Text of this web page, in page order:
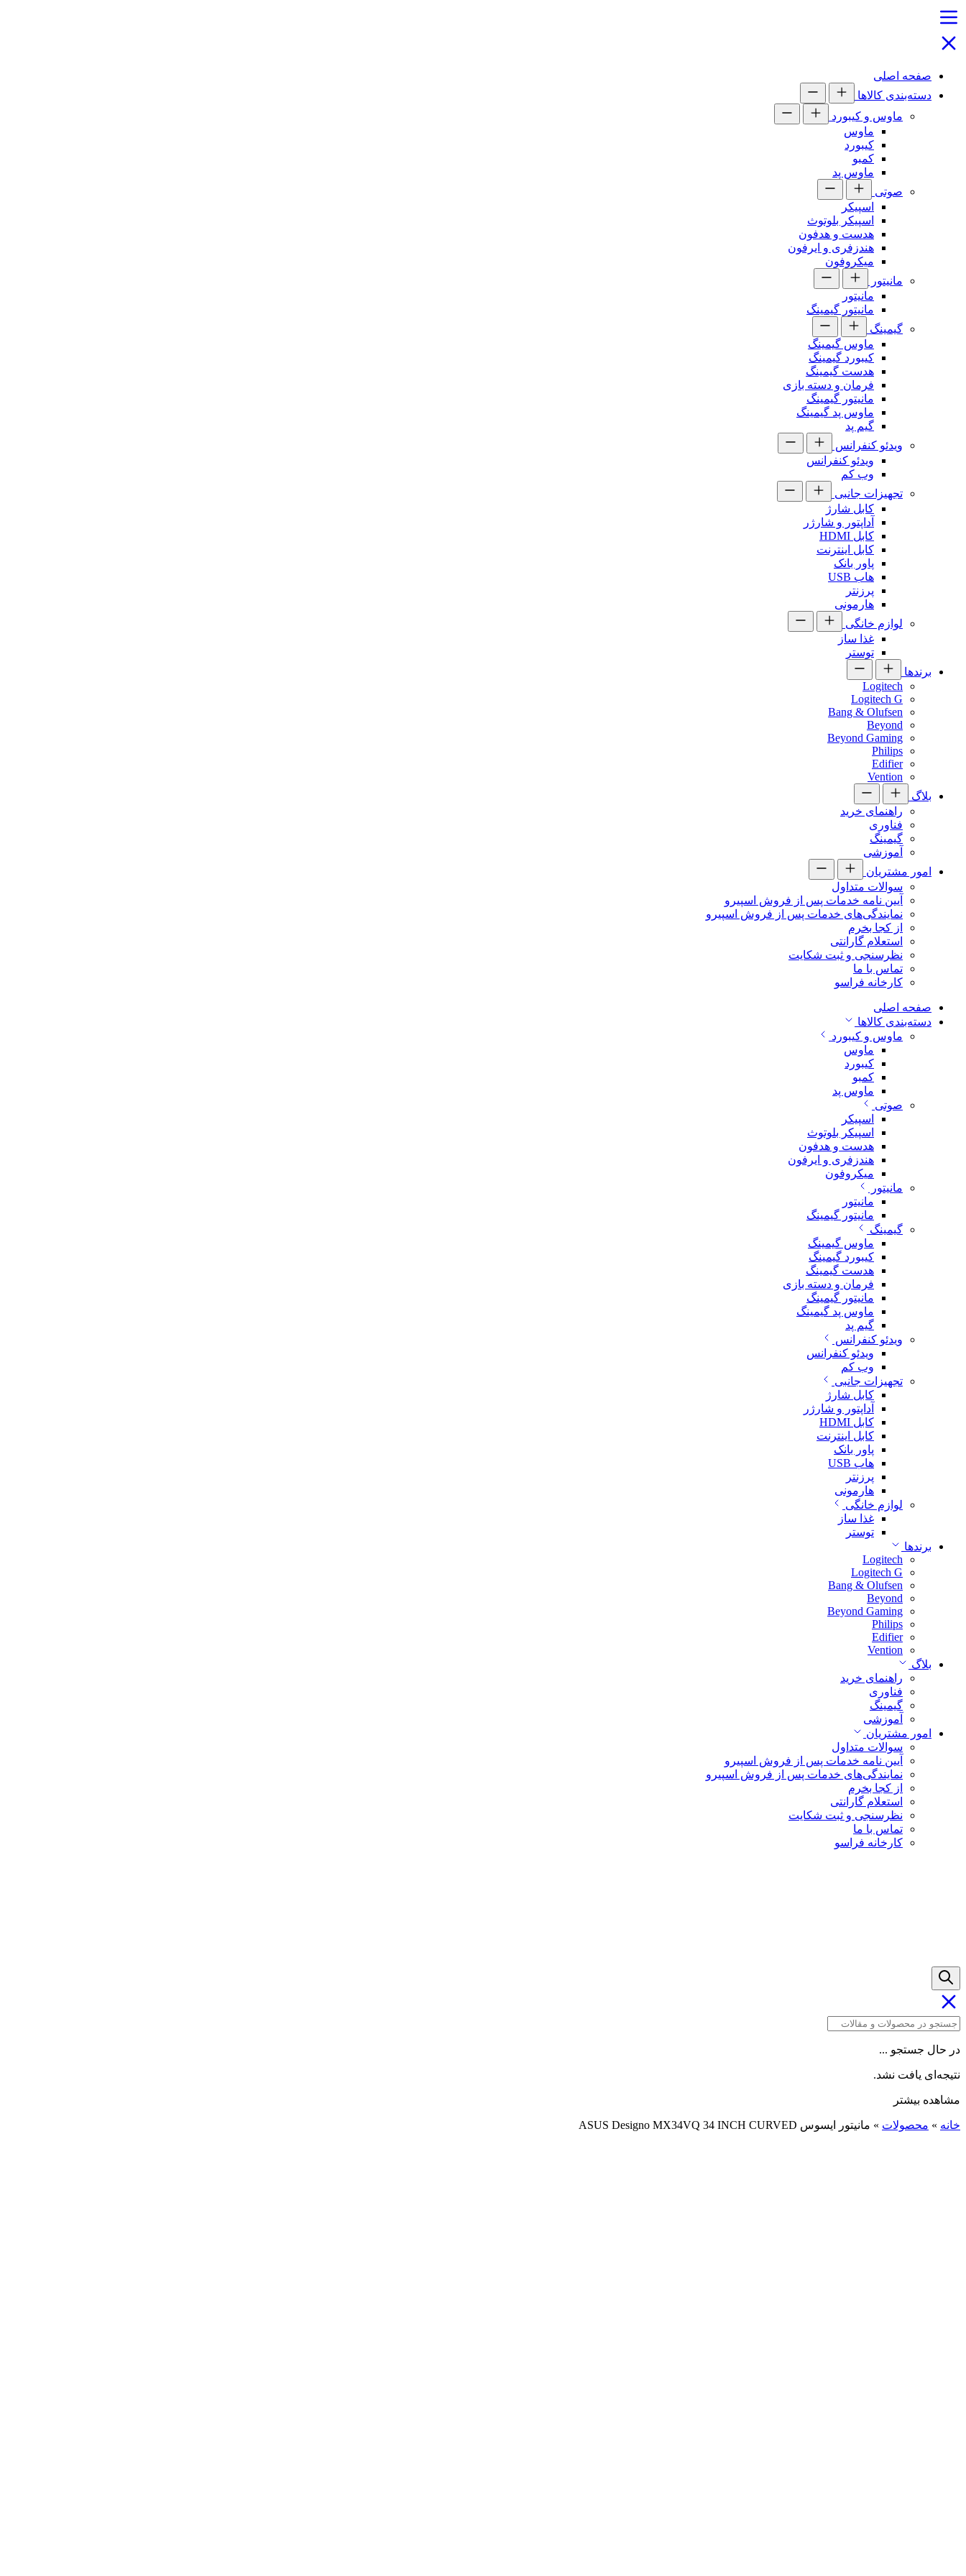
صفحه اصلی
دسته‌بندی کالاها
ماوس و کیبورد
ماوس
کیبورد
کمبو
ماوس پد
صوتی
اسپیکر
اسپیکر بلوتوث
هدست و هدفون
هندزفری و ایرفون
میکروفون
مانیتور
مانیتور
مانیتور گیمینگ
گیمینگ
ماوس گیمینگ
کیبورد گیمینگ
هدست گیمینگ
فرمان و دسته بازی
مانیتور گیمینگ
ماوس پد گیمینگ
گیم پد
ویدئو کنفرانس
ویدئو کنفرانس
وب کم
تجهیزات جانبی
کابل شارژ
آداپتور و شارژر
کابل HDMI
کابل اینترنت
پاور بانک
هاب USB
پرزنتر
هارمونی
لوازم خانگی
غذا ساز
توستر
برندها
Logitech
Logitech G
Bang & Olufsen
Beyond
Beyond Gaming
Philips
Edifier
Vention
بلاگ
راهنمای خرید
فناوری
گیمینگ
آموزشی
امور مشتریان
سوالات متداول
آیین نامه خدمات پس از فروش اسپیرو
نمایندگی‌های خدمات پس از فروش اسپیرو
از کجا بخرم
استعلام گارانتی
نظرسنجی و ثبت شکایت
تماس با ما
کارخانه فراسو
صفحه اصلی
دسته‌بندی کالاها
ماوس و کیبورد
ماوس
کیبورد
کمبو
ماوس پد
صوتی
اسپیکر
اسپیکر بلوتوث
هدست و هدفون
هندزفری و ایرفون
میکروفون
مانیتور
مانیتور
مانیتور گیمینگ
گیمینگ
ماوس گیمینگ
کیبورد گیمینگ
هدست گیمینگ
فرمان و دسته بازی
مانیتور گیمینگ
ماوس پد گیمینگ
گیم پد
ویدئو کنفرانس
ویدئو کنفرانس
وب کم
تجهیزات جانبی
کابل شارژ
آداپتور و شارژر
کابل HDMI
کابل اینترنت
پاور بانک
هاب USB
پرزنتر
هارمونی
لوازم خانگی
غذا ساز
توستر
برندها
Logitech
Logitech G
Bang & Olufsen
Beyond
Beyond Gaming
Philips
Edifier
Vention
بلاگ
راهنمای خرید
فناوری
گیمینگ
آموزشی
امور مشتریان
سوالات متداول
آیین نامه خدمات پس از فروش اسپیرو
نمایندگی‌های خدمات پس از فروش اسپیرو
از کجا بخرم
استعلام گارانتی
نظرسنجی و ثبت شکایت
تماس با ما
کارخانه فراسو
در حال جستجو ...
نتیجه‌ای یافت نشد.
مشاهده بیشتر
خانه » محصولات » مانیتور ایسوس ASUS Designo MX34VQ 34 INCH CURVED